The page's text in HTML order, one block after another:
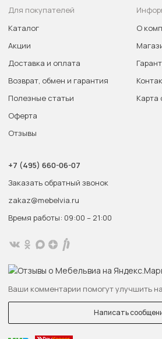
Для покупателей
Каталог
Акции
Доставка и оплата
Возврат, обмен и гарантия
Полезные статьи
Оферта
Отзывы
О
Карта
+7 (495) 660-06-07
Заказать обратный звонок
zakaz@mebelvia.ru
Время работы: 09:00 – 21:00
Ваши комментарии помогут улучшить
Написать